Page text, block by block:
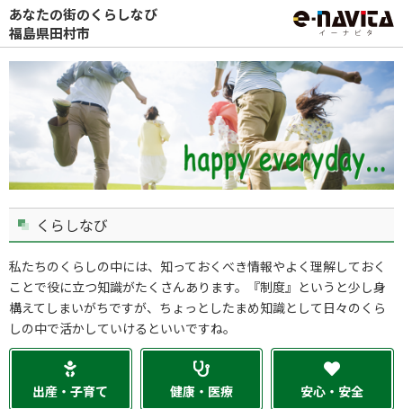
あなたの街のくらしなび
福島県田村市
くらしなび
私たちのくらしの中には、知っておくべき情報やよく理解しておく
ことで役に立つ知識がたくさんあります。『制度』というと少し身
構えてしまいがちですが、ちょっとしたまめ知識として日々のくら
しの中で活かしていけるといいですね。
出産・子育て 健康・医療 安心・安全